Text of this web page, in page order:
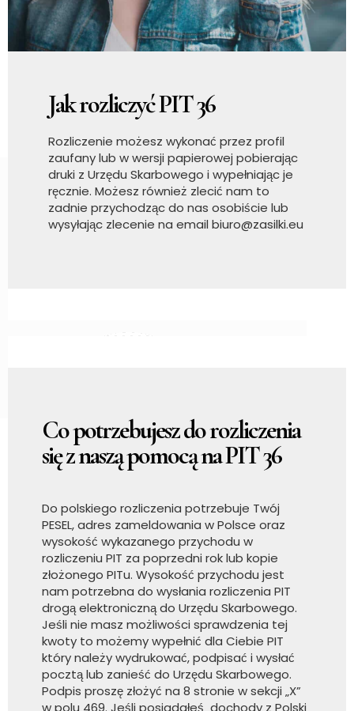
Jak rozliczyć PIT 36
Rozliczenie możesz wykonać przez profil
zaufany lub w wersji papierowej pobierając
druki z Urzędu Skarbowego i wypełniając je
ręcznie. Możesz również zlecić nam to
zadnie przychodząc do nas osobiście lub
wysyłając zlecenie na email biuro@zasilki.eu
Co potrzebujesz do rozliczenia
się z naszą pomocą na PIT 36
Do polskiego rozliczenia potrzebuje Twój
PESEL, adres zameldowania w Polsce oraz
wysokość wykazanego przychodu w
rozliczeniu PIT za poprzedni rok lub kopie
złożonego PITu. Wysokość przychodu jest
nam potrzebna do wysłania rozliczenia PIT
drogą elektroniczną do Urzędu Skarbowego.
Jeśli nie masz możliwości sprawdzenia tej
kwoty to możemy wypełnić dla Ciebie PIT
który należy wydrukować, podpisać i wysłać
pocztą lub zanieść do Urzędu Skarbowego.
Podpis proszę złożyć na 8 stronie w sekcji „X”
w polu 469. Jeśli posiadałeś dochody z Polski